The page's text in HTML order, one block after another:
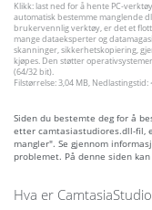
Klikk: last ned for å hente PC-
automatisk bestemme manglende
brukervennlig verktøy, er det et
mange dataeksperter og
skanninger, sikkerhetskopiering,
kjøpes. Den støtter
(64/32 bit).
Filstørrelse: 3,04 MB,
Siden du bestemte deg for å
etter camtasiastudiores.dll-fil,
mangler". Se gjennom
problemet. På denne siden
Hva er